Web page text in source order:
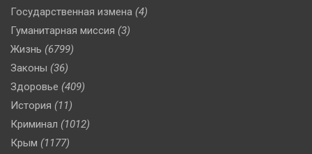
Государственная измена (4)
Гуманитарная миссия (3)
Жизнь (6799)
Законы (36)
Здоровье (409)
История (11)
Криминал (1012)
Крым (1177)